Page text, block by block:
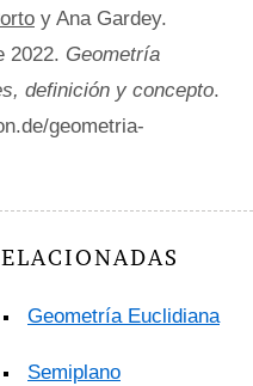
y Ana Gardey.
2022. Geometría
definición y concepto.
geometria-
Geometría Euclidiana
Semiplano